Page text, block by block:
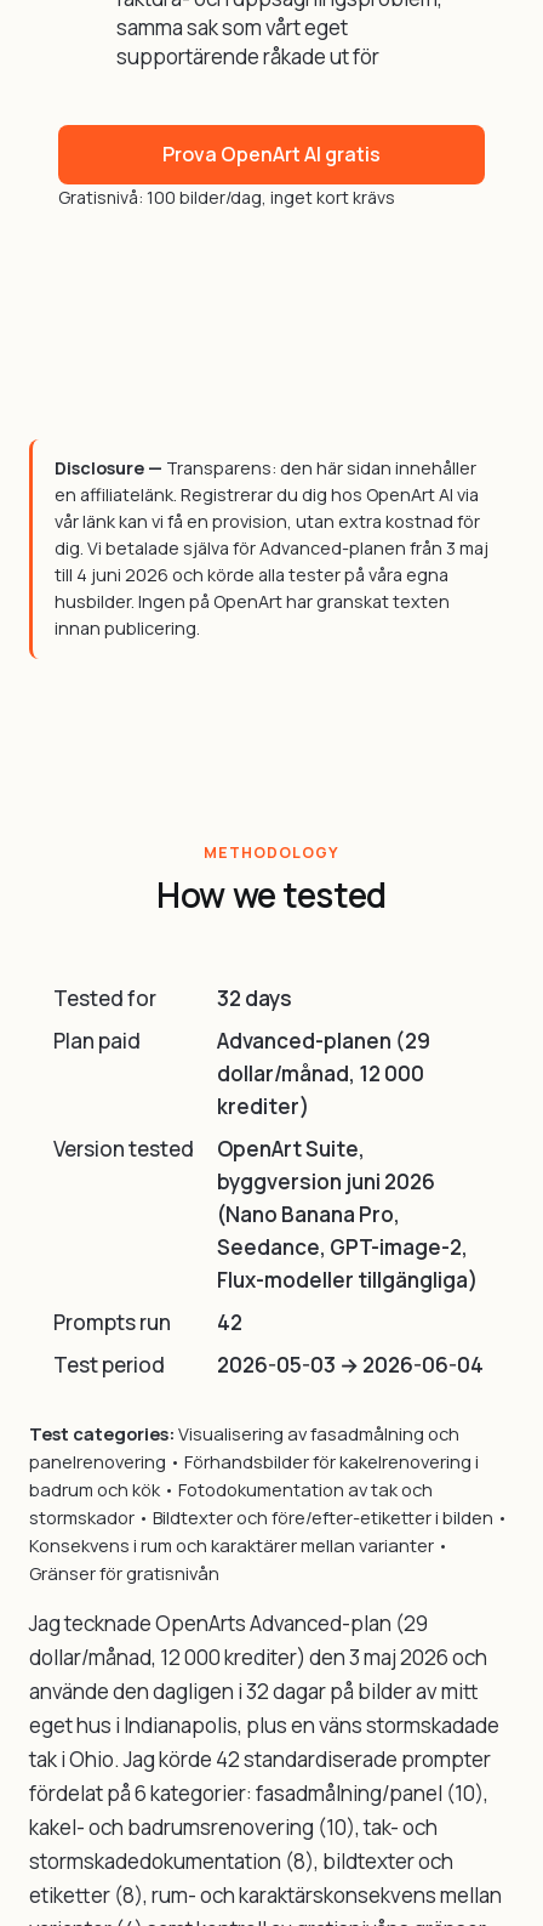
samma sak som vårt eget
supportärende råkade ut för
Prova OpenArt AI gratis
Gratisnivå: 100 bilder/dag, inget kort krävs
Disclosure — Transparens: den här sidan innehåller
en affiliatelänk. Registrerar du dig hos OpenArt AI via
vår länk kan vi få en provision, utan extra kostnad för
dig. Vi betalade själva för Advanced-planen från 3 maj
till 4 juni 2026 och körde alla tester på våra egna
husbilder. Ingen på OpenArt har granskat texten
innan publicering.
METHODOLOGY
How we tested
Tested for
32 days
Plan paid
Advanced-planen (29
dollar/månad, 12 000
krediter)
Version tested
OpenArt Suite,
byggversion juni 2026
(Nano Banana Pro,
Seedance, GPT-image-2,
Flux-modeller tillgängliga)
Prompts run
42
Test period
2026-05-03 → 2026-06-04
Test categories: Visualisering av fasadmålning och
panelrenovering • Förhandsbilder för kakelrenovering i
badrum och kök • Foto­dokumentation av tak och
stormskador • Bildtexter och före/efter-etiketter i bilden •
Konsekvens i rum och karaktärer mellan varianter •
Gränser för gratisnivån
Jag tecknade OpenArts Advanced-plan (29
dollar/månad, 12 000 krediter) den 3 maj 2026 och
använde den dagligen i 32 dagar på bilder av mitt
eget hus i Indianapolis, plus en väns stormskadade
tak i Ohio. Jag körde 42 standardiserade prompter
fördelat på 6 kategorier: fasadmålning/panel (10),
kakel- och badrumsrenovering (10), tak- och
stormskadedokumentation (8), bildtexter och
etiketter (8), rum- och karaktärskonsekvens mellan